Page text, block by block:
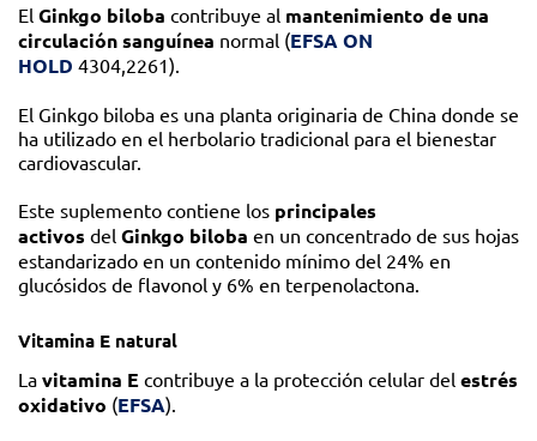
El Ginkgo biloba contribuye al mantenimiento de una
circulación sanguínea normal (EFSA ON
HOLD 4304,2261).
El Ginkgo biloba es una planta originaria de China donde se
ha utilizado en el herbolario tradicional para el bienestar
cardiovascular.
Este suplemento contiene los principales
activos del Ginkgo biloba en un concentrado de sus hojas
estandarizado en un contenido mínimo del 24% en
glucósidos de flavonol y 6% en terpenolactona.
Vitamina E natural
La vitamina E contribuye a la protección celular del estrés
oxidativo (EFSA).